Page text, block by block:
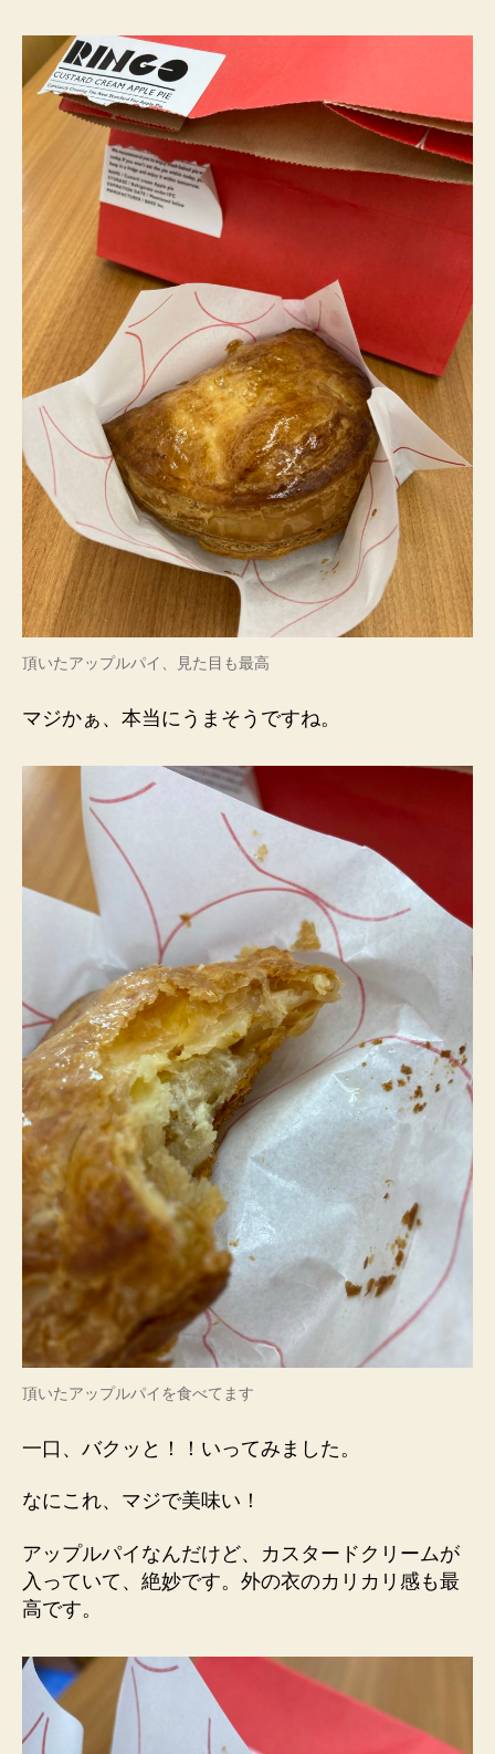
頂いたアップルパイ、見た目も最高
マジかぁ、本当にうまそうですね。
頂いたアップルパイを食べてます
一口、バクッと！！いってみました。
なにこれ、マジで美味い！
アップルパイなんだけど、カスタードクリームが
入っていて、絶妙です。外の衣のカリカリ感も最
高です。